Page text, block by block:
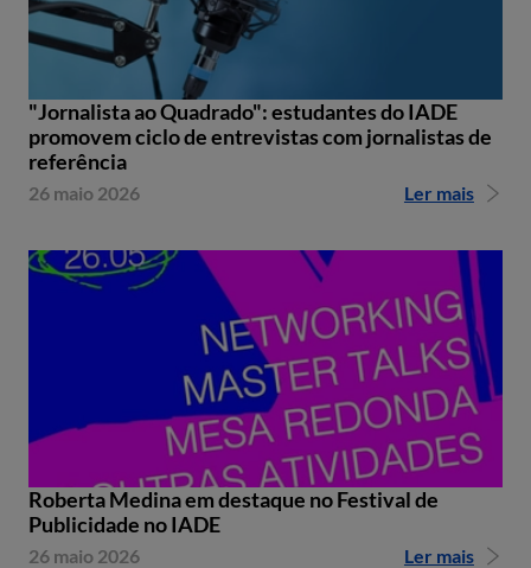
"Jornalista ao Quadrado": estudantes do IADE
promovem ciclo de entrevistas com jornalistas de
referência
26 maio 2026 Ler mais
Roberta Medina em destaque no Festival de
Publicidade no IADE
26 maio 2026 Ler mais